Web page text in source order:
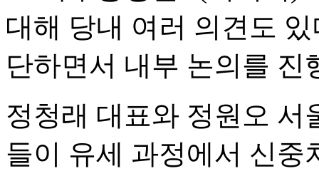
대해 당내 여러 의견도
단하면서 내부 논의를 진
정청래 대표와 정원오 서
들이 유세 과정에서 신중